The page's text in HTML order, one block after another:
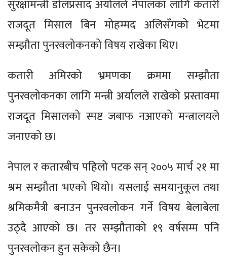
सुरक्षामन्त्री डोलप्रसाद अर्यालले नेपालका लागि कतारी
राजदूत मिसाल बिन मोहम्मद अलिसँगको भेटमा
सम्झौता पुनरवलोकनको विषय राखेका थिए।
कतारी अमिरको भ्रमणका क्रममा सम्झौता
पुनरवलोकनका लागि मन्त्री अर्यालले राखेको प्रस्तावमा
राजदूत मिसालको स्पष्ट जबाफ नआएको मन्त्रालयले
जनाएको छ।
नेपाल र कतारबीच पहिलो पटक सन् २००५ मार्च २१ मा
श्रम सम्झौता भएको थियो। यसलाई समयानुकूल तथा
श्रमिकमैत्री बनाउन पुनरवलोकन गर्ने विषय बेलाबेला
उठ्दै आएको छ। तर सम्झौताको १९ वर्षसम्म पनि
पुनरवलोकन हुन सकेको छैन।